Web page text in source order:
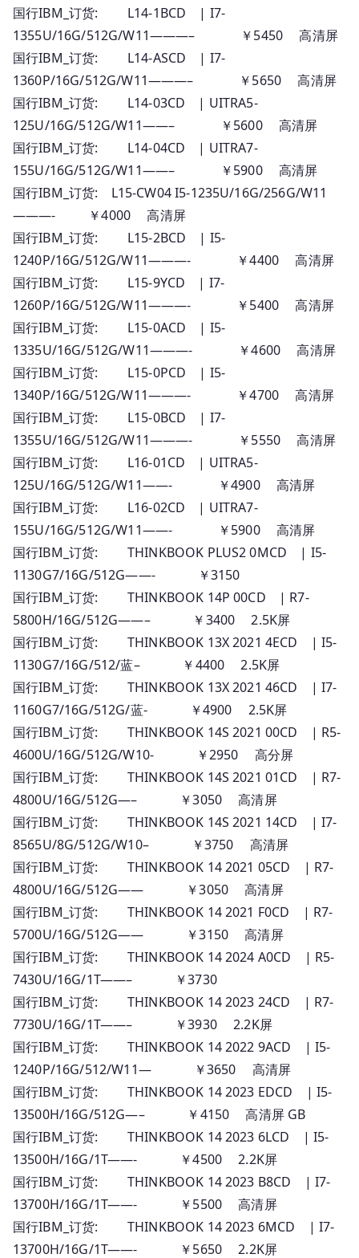
国行IBM_订货: L14-1BCD | I7-
1355U/16G/512G/W11———– ￥5450 高清屏
国行IBM_订货: L14-ASCD | I7-
1360P/16G/512G/W11———– ￥5650 高清屏
国行IBM_订货: L14-03CD | UITRA5-
125U/16G/512G/W11——– ￥5600 高清屏
国行IBM_订货: L14-04CD | UITRA7-
155U/16G/512G/W11——– ￥5900 高清屏
国行IBM_订货: L15-CW04 I5-1235U/16G/256G/W11
———- ￥4000 高清屏
国行IBM_订货: L15-2BCD | I5-
1240P/16G/512G/W11———- ￥4400 高清屏
国行IBM_订货: L15-9YCD | I7-
1260P/16G/512G/W11———- ￥5400 高清屏
国行IBM_订货: L15-0ACD | I5-
1335U/16G/512G/W11———- ￥4600 高清屏
国行IBM_订货: L15-0PCD | I5-
1340P/16G/512G/W11———- ￥4700 高清屏
国行IBM_订货: L15-0BCD | I7-
1355U/16G/512G/W11———- ￥5550 高清屏
国行IBM_订货: L16-01CD | UITRA5-
125U/16G/512G/W11——- ￥4900 高清屏
国行IBM_订货: L16-02CD | UITRA7-
155U/16G/512G/W11——- ￥5900 高清屏
国行IBM_订货: THINKBOOK PLUS2 0MCD | I5-
1130G7/16G/512G——- ￥3150
国行IBM_订货: THINKBOOK 14P 00CD | R7-
5800H/16G/512G——– ￥3400 2.5K屏
国行IBM_订货: THINKBOOK 13X 2021 4ECD | I5-
1130G7/16G/512/蓝– ￥4400 2.5K屏
国行IBM_订货: THINKBOOK 13X 2021 46CD | I7-
1160G7/16G/512G/蓝- ￥4900 2.5K屏
国行IBM_订货: THINKBOOK 14S 2021 00CD | R5-
4600U/16G/512G/W10- ￥2950 高分屏
国行IBM_订货: THINKBOOK 14S 2021 01CD | R7-
4800U/16G/512G—– ￥3050 高清屏
国行IBM_订货: THINKBOOK 14S 2021 14CD | I7-
8565U/8G/512G/W10– ￥3750 高清屏
国行IBM_订货: THINKBOOK 14 2021 05CD | R7-
4800U/16G/512G—— ￥3050 高清屏
国行IBM_订货: THINKBOOK 14 2021 F0CD | R7-
5700U/16G/512G—— ￥3150 高清屏
国行IBM_订货: THINKBOOK 14 2024 A0CD | R5-
7430U/16G/1T——– ￥3730
国行IBM_订货: THINKBOOK 14 2023 24CD | R7-
7730U/16G/1T——– ￥3930 2.2K屏
国行IBM_订货: THINKBOOK 14 2022 9ACD | I5-
1240P/16G/512/W11— ￥3650 高清屏
国行IBM_订货: THINKBOOK 14 2023 EDCD | I5-
13500H/16G/512G—– ￥4150 高清屏 GB
国行IBM_订货: THINKBOOK 14 2023 6LCD | I5-
13500H/16G/1T——- ￥4500 2.2K屏
国行IBM_订货: THINKBOOK 14 2023 B8CD | I7-
13700H/16G/1T——- ￥5500 高清屏
国行IBM_订货: THINKBOOK 14 2023 6MCD | I7-
13700H/16G/1T——- ￥5650 2.2K屏